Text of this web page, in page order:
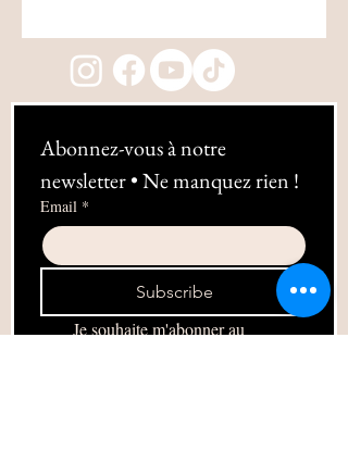
Abonnez-vous à notre
newsletter • Ne manquez rien !
Email *
Subscribe
Je souhaite m'abonner au